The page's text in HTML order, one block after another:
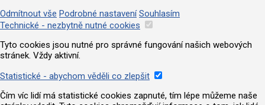
Odmítnout vše Podrobné nastavení Souhlasím
Technické - nezbytně nutné cookies
Tyto cookies jsou nutné pro správné fungování našich webových
stránek. Vždy aktivní.
Statistické - abychom věděli co zlepšit
Čím víc lidí má statistické cookies zapnuté, tím lépe můžeme naše